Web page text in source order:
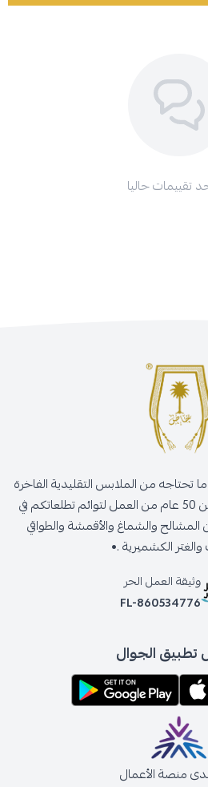
تقييمات حاليا
تحتاجه من الملابس التقليدية الفاخرة
تجده هنا ماركة خاص أكثر من 50 عام من العمل لتوائم تطلعاتكم في
والشماغ والأقمشة والطواقي
والغتر الكشميرية .•
وثيقة العمل الحر
FL-860534776
تطبيق الجوال
منصة الأعمال